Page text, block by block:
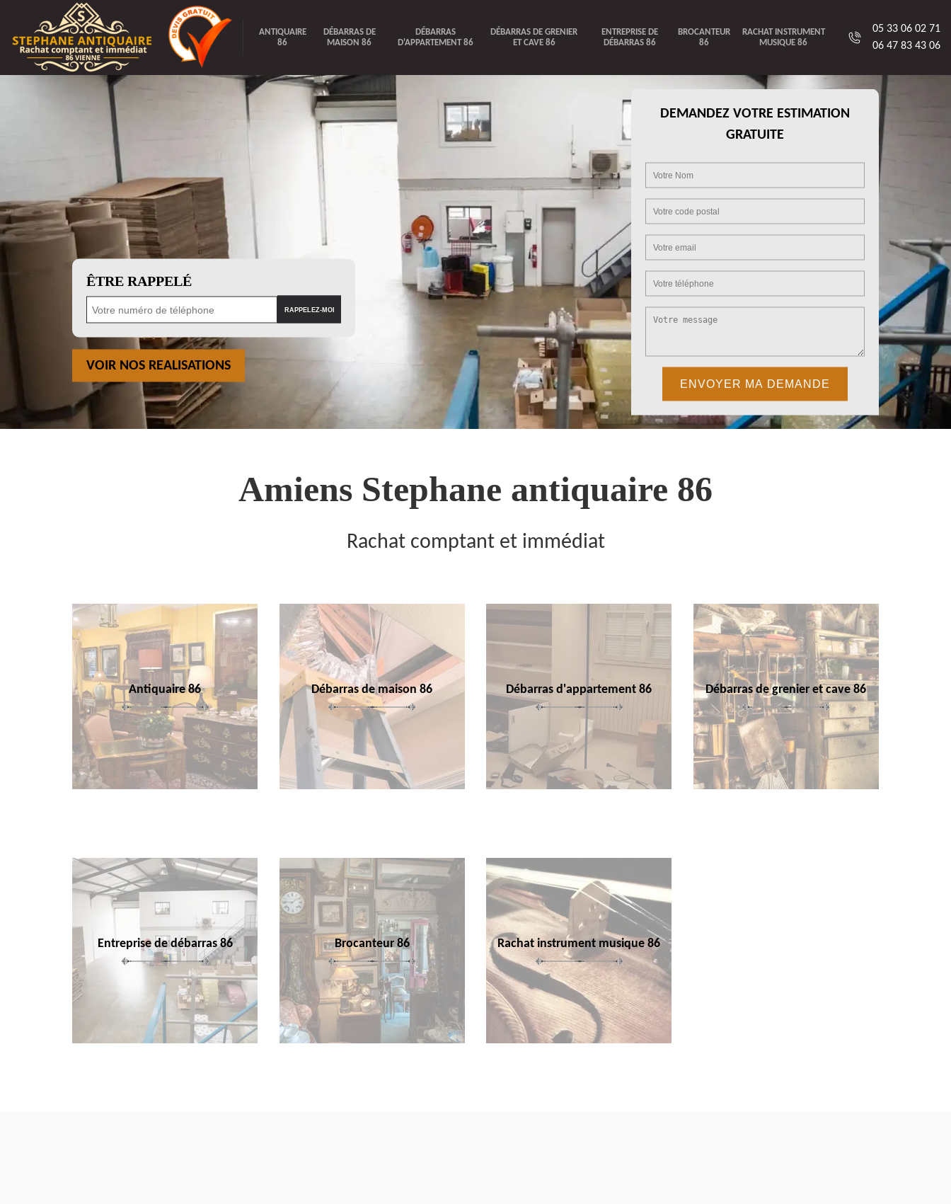
ANTIQUAIRE
86
DÉBARRAS DE
MAISON 86
DÉBARRAS
D'APPARTEMENT 86
DÉBARRAS DE GRENIER
ET CAVE 86
ENTREPRISE DE
DÉBARRAS 86
BROCANTEUR
86
RACHAT INSTRUMENT
MUSIQUE 86
05 33 06 02 71
06 47 83 43 06
ÊTRE RAPPELÉ
VOIR NOS REALISATIONS
DEMANDEZ VOTRE ESTIMATION
GRATUITE
Amiens Stephane antiquaire 86
Rachat comptant et immédiat
Antiquaire 86 Débarras de maison 86 Débarras d'appartement 86 Débarras de grenier et cave 86
Entreprise de débarras 86 Brocanteur 86 Rachat instrument musique 86